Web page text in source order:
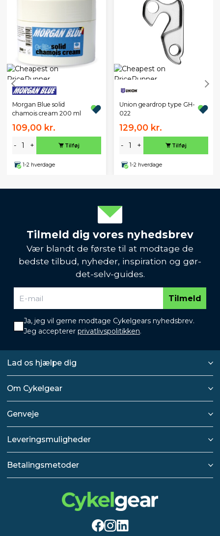
Morgan Blue solid
chamois cream 200 ml
109,00 kr.
- + Tilføj
1-2 hverdage
Union geardrop type GH-
022
129,00 kr.
- + Tilføj
1-2 hverdage
Tilmeld dig vores nyhedsbrev
Vær blandt de første til at modtage de
bedste tilbud, nyheder, inspiration og gør-
det-selv-guides.
Tilmeld
Ja, jeg vil gerne modtage Cykelgears nyhedsbrev.
Jeg accepterer privatlivspolitikken.
Lad os hjælpe dig
Om Cykelgear
Genveje
Leveringsmuligheder
Betalingsmetoder